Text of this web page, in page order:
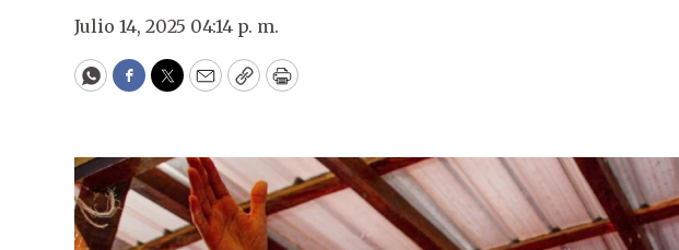
Julio 14, 2025 04:14 p. m.
WhatsApp
Facebook
Twitter
EmailCopyPrint